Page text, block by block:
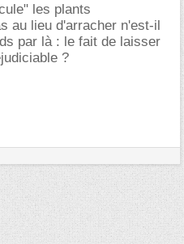
les plants
au lieu d'arracher n'est-il
par là : le fait de laisser
?